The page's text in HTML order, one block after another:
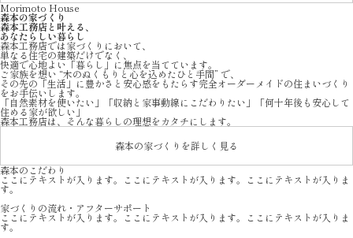
Morimoto House
森本の家づくり
森本工務店と叶える、
あなたらしい暮らし
森本工務店では家づくりにおいて、
単なる住宅の建築だけでなく、
快適で心地よい「暮らし」に焦点を当てています。
ご家族を想い “木のぬくもりと心を込めたひと手間” で、
その先の「生活」に豊かさと安心感をもたらす完全オーダーメイドの住まいづくり
をお手伝いします。
「自然素材を使いたい」「収納と家事動線にこだわりたい」「何十年後も安心して
住める家が欲しい」
森本工務店は、そんな暮らしの理想をカタチにします。
森本の家づくりを詳しく見る
森本のこだわり
ここにテキストが入ります。ここにテキストが入ります。ここにテキストが入りま
す。
家づくりの流れ・アフターサポート
ここにテキストが入ります。ここにテキストが入ります。ここにテキストが入りま
す。